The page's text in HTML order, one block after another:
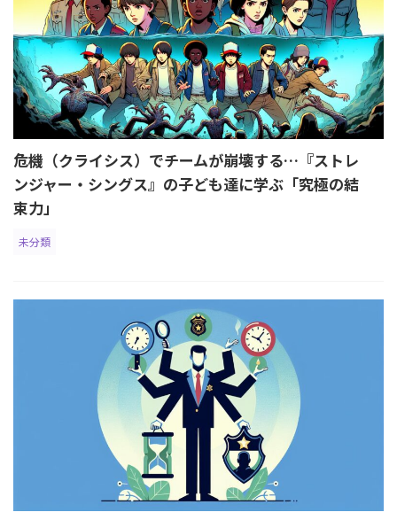
危機（クライシス）でチームが崩壊する…『ストレ
ンジャー・シングス』の子ども達に学ぶ「究極の結
束力」
未分類